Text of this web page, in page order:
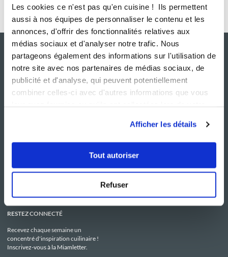
Les cookies ce n'est pas qu'en cuisine ! Ils permettent
aussi à nos équipes de personnaliser le contenu et les
annonces, d'offrir des fonctionnalités relatives aux
médias sociaux et d'analyser notre trafic. Nous
partageons également des informations sur l'utilisation de
notre site avec nos partenaires de médias sociaux, de
publicité et d'analyse, qui peuvent potentiellement
combiner celles-ci avec d'autres informations que vous
Afficher les détails
Tout autoriser
Refuser
Le Mag'
Boutique
C.G.U
Politique de confidentialité
Utilisation des Cookies
RESTEZ CONNECTÉ
Recevez chaque semaine un
concentré d'inspiration cuilinaire !
Inscrivez-vous à la Miamletter.